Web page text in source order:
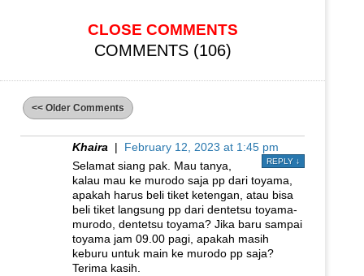
CLOSE COMMENTS
COMMENTS (106)
<< Older Comments
Khaira | February 12, 2023 at 1:45 pm
REPLY ↓
Selamat siang pak. Mau tanya,
kalau mau ke murodo saja pp dari toyama,
apakah harus beli tiket ketengan, atau bisa
beli tiket langsung pp dari dentetsu toyama-
murodo, dentetsu toyama? Jika baru sampai
toyama jam 09.00 pagi, apakah masih
keburu untuk main ke murodo pp saja?
Terima kasih.